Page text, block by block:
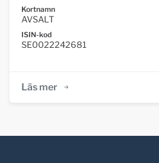
Kortnamn
AVSALT
ISIN-kod
SE0022242681
Läs mer